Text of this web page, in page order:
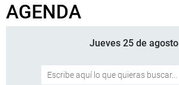
AGENDA
Jueves 25 de agosto